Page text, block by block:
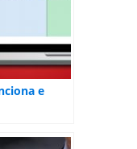
e